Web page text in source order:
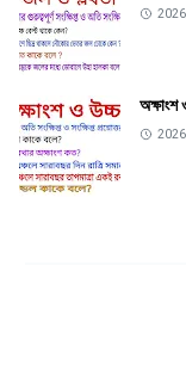
অক্ষাংশ